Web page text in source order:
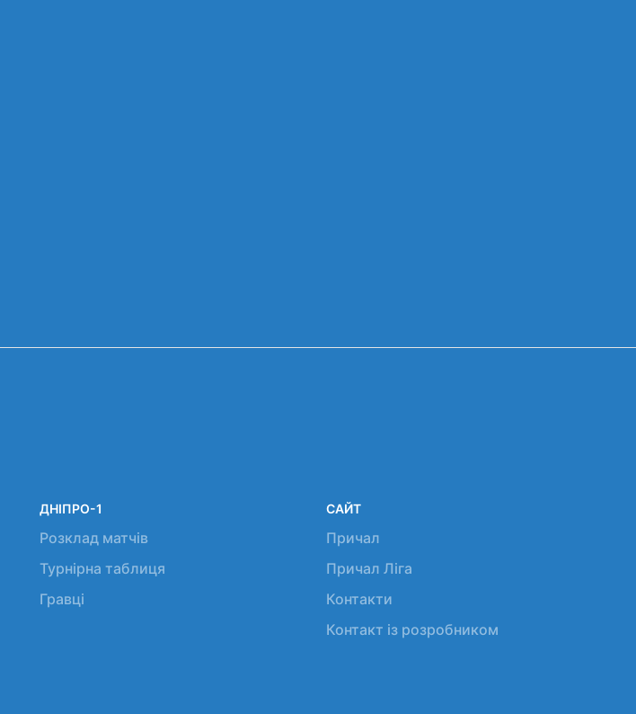
ДНІПРО-1
Розклад матчів
Турнірна таблиця
Гравці
САЙТ
Причал
Причал Ліга
Контакти
Контакт із розробником